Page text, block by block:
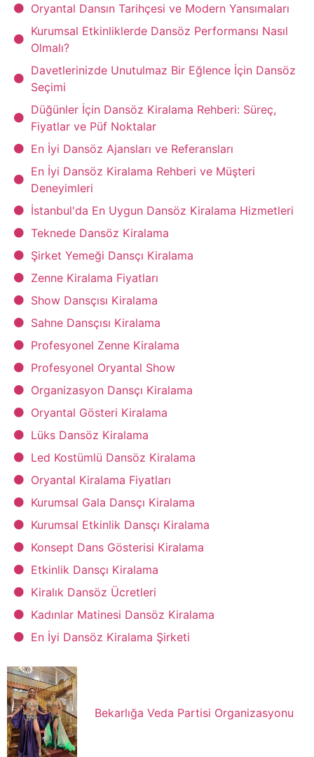
Oryantal Dansın Tarihçesi ve Modern Yansımaları
Kurumsal Etkinliklerde Dansöz Performansı Nasıl
Olmalı?
Davetlerinizde Unutulmaz Bir Eğlence İçin Dansöz
Seçimi
Düğünler İçin Dansöz Kiralama Rehberi: Süreç,
Fiyatlar ve Püf Noktalar
En İyi Dansöz Ajansları ve Referansları
En İyi Dansöz Kiralama Rehberi ve Müşteri
Deneyimleri
İstanbul'da En Uygun Dansöz Kiralama Hizmetleri
Teknede Dansöz Kiralama
Şirket Yemeği Dansçı Kiralama
Zenne Kiralama Fiyatları
Show Dansçısı Kiralama
Sahne Dansçısı Kiralama
Profesyonel Zenne Kiralama
Profesyonel Oryantal Show
Organizasyon Dansçı Kiralama
Oryantal Gösteri Kiralama
Lüks Dansöz Kiralama
Led Kostümlü Dansöz Kiralama
Oryantal Kiralama Fiyatları
Kurumsal Gala Dansçı Kiralama
Kurumsal Etkinlik Dansçı Kiralama
Konsept Dans Gösterisi Kiralama
Etkinlik Dansçı Kiralama
Kiralık Dansöz Ücretleri
Kadınlar Matinesi Dansöz Kiralama
En İyi Dansöz Kiralama Şirketi
Bekarlığa Veda Partisi Organizasyonu